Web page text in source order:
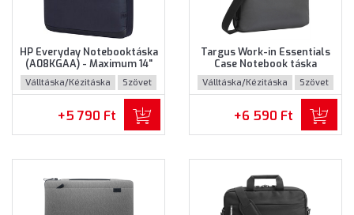
HP Everyday Notebooktáska
(A08KGAA) - Maximum 14"
méretű notebookokhoz
Válltáska/Kézitáska Szövet
+5 790 Ft
Targus Work-in Essentials
Case Notebook táska
(TED007GL) - Maximum 14.0"
méretű notebokhoz -
Fekete-szürke színben
Válltáska/Kézitáska Szövet
+6 590 Ft